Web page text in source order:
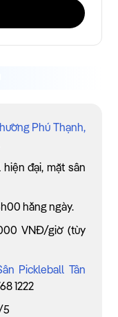
Phú Thạnh,
đại, mặt sân
hằng ngày.
VNĐ/giờ (tùy
Pickleball Tân
1222
5